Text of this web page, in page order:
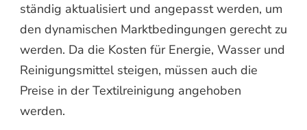
ständig aktualisiert und angepasst werden, um
den dynamischen Marktbedingungen gerecht zu
werden. Da die Kosten für Energie, Wasser und
Reinigungsmittel steigen, müssen auch die
Preise in der Textilreinigung angehoben
werden.